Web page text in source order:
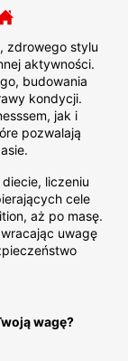
zdrowego stylu
aktywności.
budowania
kondycji.
jak i
pozwalają
liczeniu
cele
aż po masę.
uwagę
wagę?